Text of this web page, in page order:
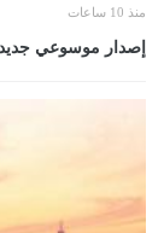
منذ 10 ساعات
إصدار موسوعي